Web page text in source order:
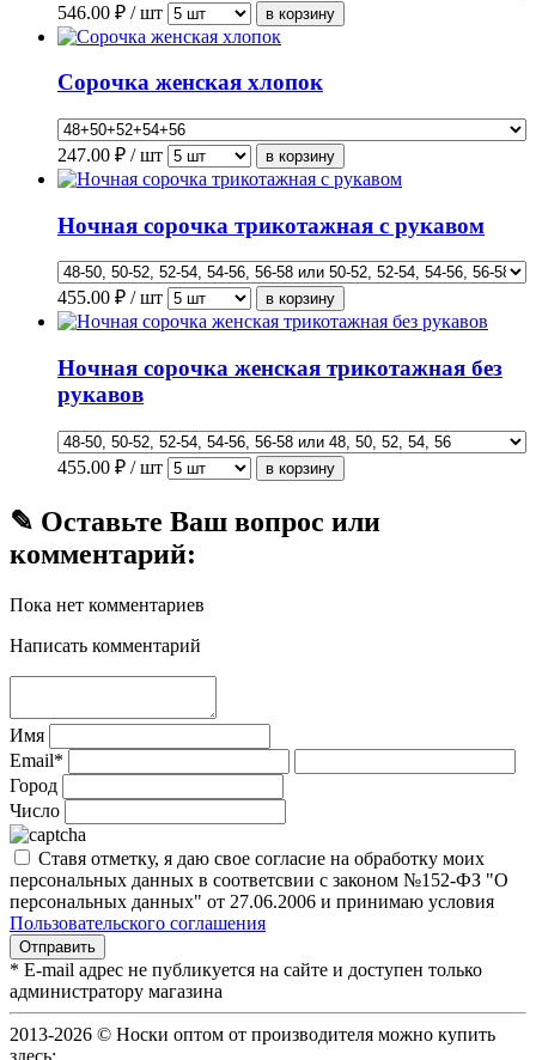
546.00 ₽ / шт
Сорочка женская хлопок
247.00 ₽ / шт
Ночная сорочка трикотажная с рукавом
455.00 ₽ / шт
Ночная сорочка женская трикотажная без
рукавов
455.00 ₽ / шт
✎ Оставьте Ваш вопрос или
комментарий:
Пока нет комментариев
Написать комментарий
Имя
Email*
Город
Число
Ставя отметку, я даю свое согласие на обработку моих
персональных данных в соответсвии с законом №152-ФЗ "О
персональных данных" от 27.06.2006 и принимаю условия
Пользовательского соглашения
* E-mail адрес не публикуется на сайте и доступен только
администратору магазина
2013-2026 © Носки оптом от производителя можно купить
здесь: